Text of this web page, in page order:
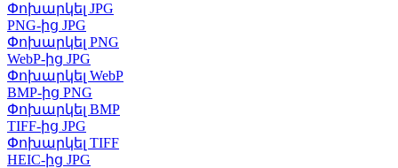
Փոխարկել JPG
PNG-ից JPG
Փոխարկել PNG
WebP-ից JPG
Փոխարկել WebP
BMP-ից PNG
Փոխարկել BMP
TIFF-ից JPG
Փոխարկել TIFF
HEIC-ից JPG